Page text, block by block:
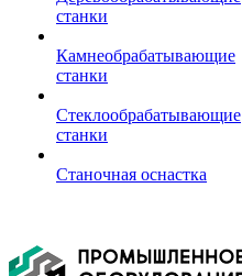
станки
Камнеобрабатывающие
станки
Стеклообрабатывающие
станки
Станочная оснастка